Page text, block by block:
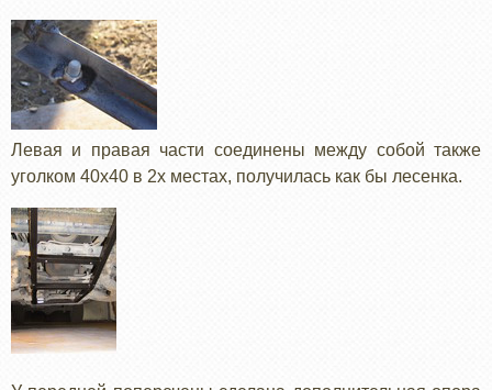
Левая и правая части соединены между собой также
уголком 40х40 в 2х местах, получилась как бы лесенка.